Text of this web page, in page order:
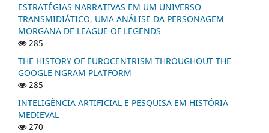
ESTRATÉGIAS NARRATIVAS EM UM UNIVERSO
TRANSMIDIÁTICO, UMA ANÁLISE DA PERSONAGEM
MORGANA DE LEAGUE OF LEGENDS
285
THE HISTORY OF EUROCENTRISM THROUGHOUT THE
GOOGLE NGRAM PLATFORM
285
INTELIGÊNCIA ARTIFICIAL E PESQUISA EM HISTÓRIA
MEDIEVAL
270